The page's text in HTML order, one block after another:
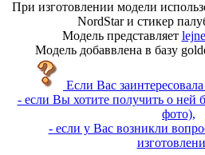
При изготовлении модели
NordStar и стикер
Модель представляет
Модель добаввлена в базу
Если Вас
- если Вы хотите получить о
фото),
- если у Вас возникли